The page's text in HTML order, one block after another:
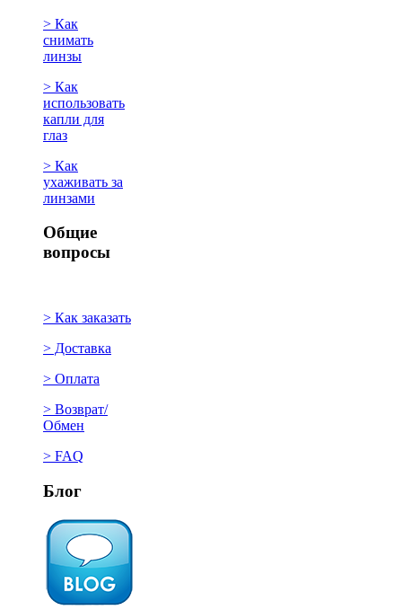
> Как
снимать
линзы
> Как
использовать
капли для
глаз
> Как
ухаживать за
линзами
Общие
вопросы
> Как заказать
> Доставка
> Оплата
> Возврат/
Обмен
> FAQ
Блог